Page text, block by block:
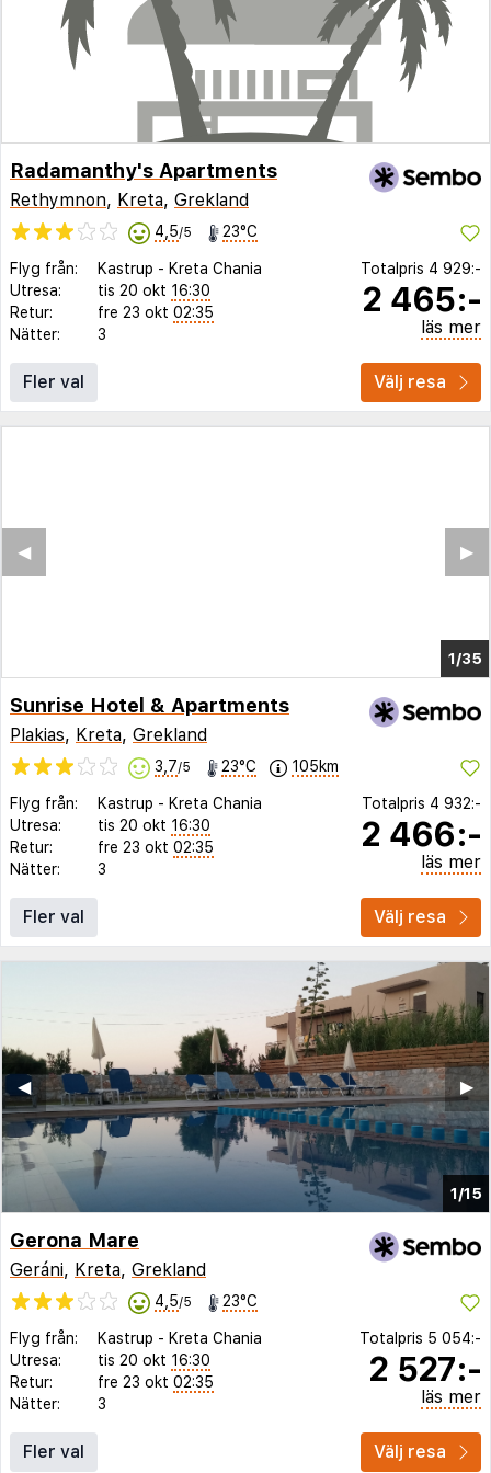
Radamanthy's Apartments
Rethymnon, Kreta, Grekland
4,5/5 23°C
Flyg från: Kastrup - Kreta Chania
Utresa:
tis 20 okt 16:30
Retur:
fre 23 okt 02:35
Nätter:
3
Totalpris 4 929:-
2 465:-
läs mer
Fler val Välj resa
1/27
▶︎
◀︎
Sunrise Hotel & Apartments
Plakias, Kreta, Grekland
3,7/5 23°C 105km
Flyg från: Kastrup - Kreta Chania
Utresa:
tis 20 okt 16:30
Retur:
fre 23 okt 02:35
Nätter:
3
Totalpris 4 932:-
2 466:-
läs mer
Fler val Välj resa
1/15
▶︎
◀︎
Gerona Mare
Geráni, Kreta, Grekland
4,5/5 23°C
Flyg från: Kastrup - Kreta Chania
Utresa:
tis 20 okt 16:30
Retur:
fre 23 okt 02:35
Nätter:
3
Totalpris 5 054:-
2 527:-
läs mer
Fler val Välj resa